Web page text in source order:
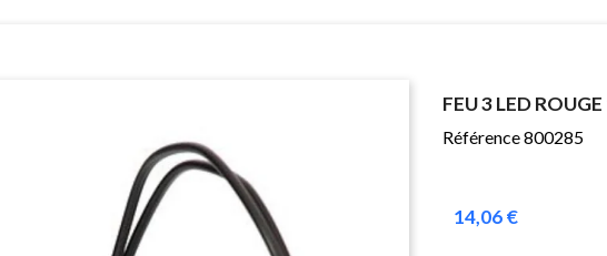
FEU 3 LED
Référence 800285
14,06 €